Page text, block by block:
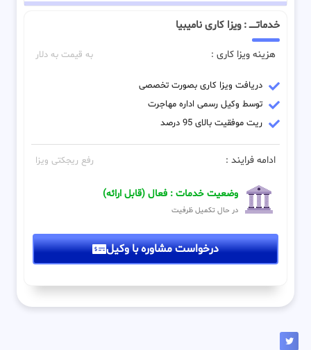
خدماتـــــ : ویزا کاری نامیبیا
هزینه ویزا کاری : به قیمت به دلار
دریافت ویزا کاری بصورت تخصصی
توسط وکیل رسمی اداره مهاجرت
ریت موفقیت بالای 95 درصد
ادامه فرایند : رفع ریجکتی ویزا
وضعیت خدمات : فعال (قابل ارائه)
در حال تکمیل ظرفیت
درخواست مشاوره با وکیل